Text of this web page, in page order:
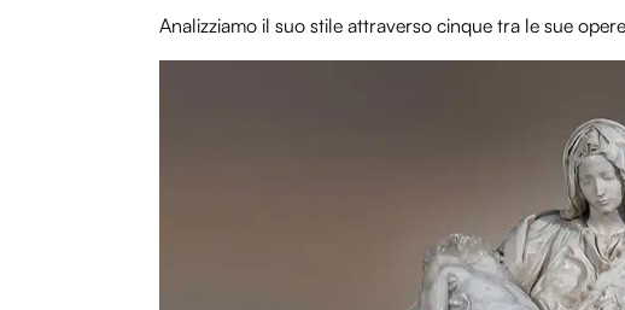
Analizziamo il suo stile attraverso cinque tra le sue